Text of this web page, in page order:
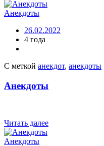
Анекдоты
26.02.2022
4 года
С меткой анекдот, анекдоты
Анекдоты
читайте так же:
Читать далее
Анекдоты